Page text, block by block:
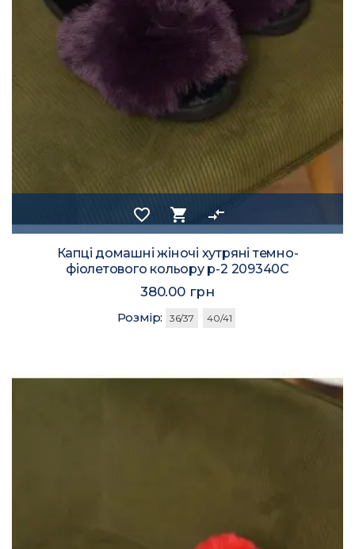
favorite_border shopping_cart compare_arrows
Капці домашні жіночі хутряні темно-
фіолетового кольору р-2 209340C
380.00 грн
Розмір: 36/37 40/41